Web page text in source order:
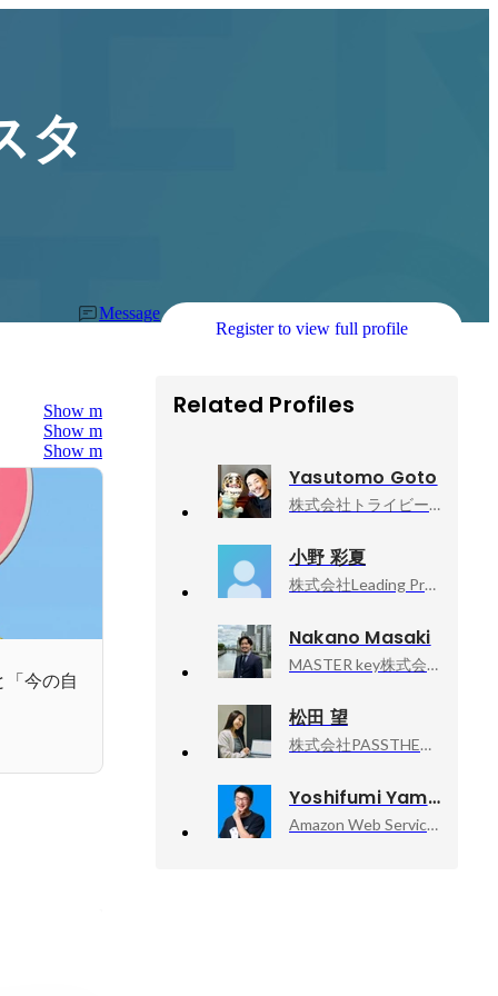
タ
Message
Register to view full profile
Show more
Show more
Show more
「今の自
Related Profiles
Yasutomo Goto
株式会社トライビート, IT事業部長
小野 彩夏
株式会社Leading Property Management, バックオフィス/マーケティング
Nakano Masaki
MASTER key株式会社, 代表取締役
松田 望
株式会社PASSTHEBATON, キャリアアドバイザー・広報
Yoshifumi Yamaguchi
Amazon Web Services, Inc., Senior Developer Advocate